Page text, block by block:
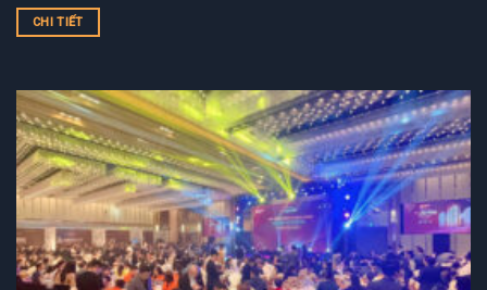
CHI TIẾT